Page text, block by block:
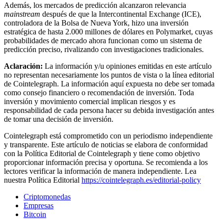
Además, los mercados de predicción alcanzaron relevancia
mainstream después de que la Intercontinental Exchange (ICE),
controladora de la Bolsa de Nueva York, hizo una inversión
estratégica de hasta 2.000 millones de dólares en Polymarket, cuyas
probabilidades de mercado ahora funcionan como un sistema de
predicción preciso, rivalizando con investigaciones tradicionales.
Aclaración: La información y/u opiniones emitidas en este artículo
no representan necesariamente los puntos de vista o la línea editorial
de Cointelegraph. La información aquí expuesta no debe ser tomada
como consejo financiero o recomendación de inversión. Toda
inversión y movimiento comercial implican riesgos y es
responsabilidad de cada persona hacer su debida investigación antes
de tomar una decisión de inversión.
Cointelegraph está comprometido con un periodismo independiente
y transparente. Este artículo de noticias se elabora de conformidad
con la Política Editorial de Cointelegraph y tiene como objetivo
proporcionar información precisa y oportuna. Se recomienda a los
lectores verificar la información de manera independiente. Lea
nuestra Política Editorial https://cointelegraph.es/editorial-policy
Criptomonedas
Empresas
Bitcoin